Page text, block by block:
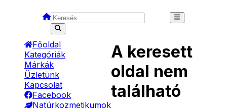
Főoldal
Kategóriák
Márkák
Üzletünk
Kapcsolat
Facebook
Natúrkozmetikumok
A keresett
oldal nem
található